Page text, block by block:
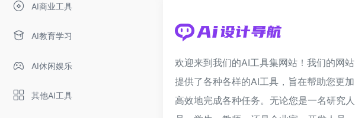
AI商业工具
AI教育学习
AI休闲娱乐
其他AI工具
欢迎来到我们的AI工具集网站！我们的网站
提供了各种各样的AI工具，旨在帮助您更加
高效地完成各种任务。无论您是一名研究人